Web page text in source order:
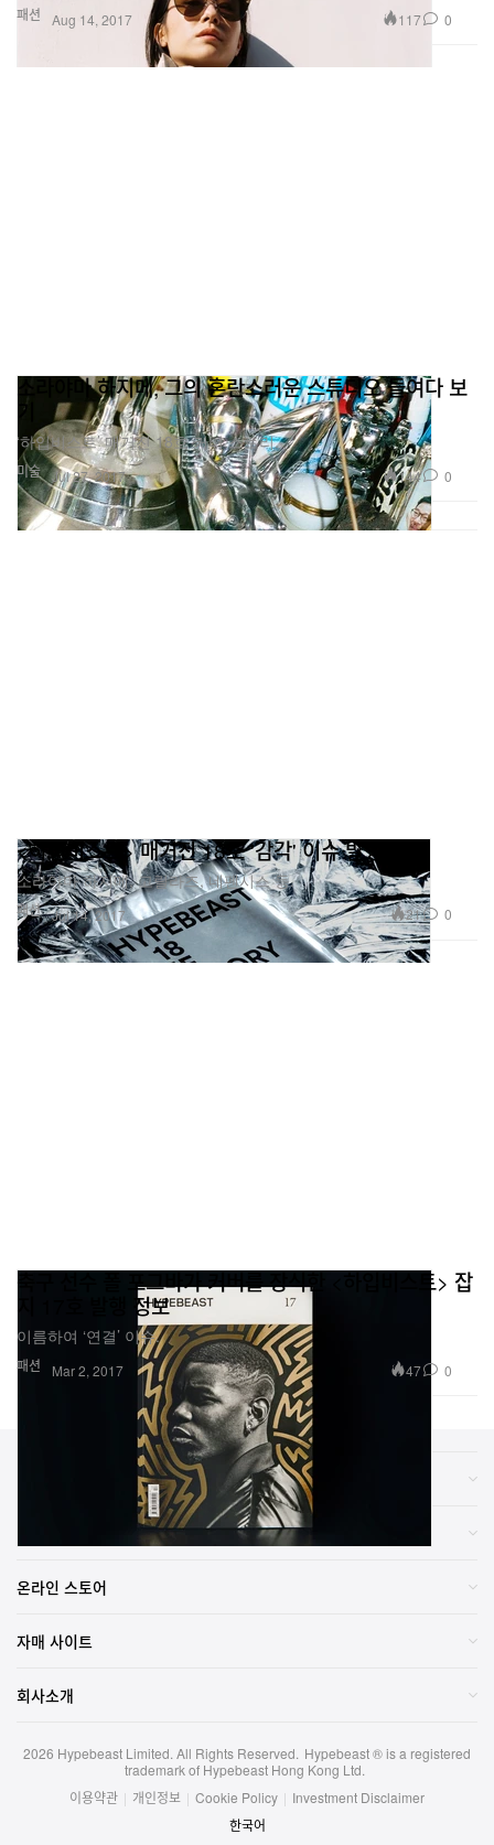
패션 Aug 14, 2017 117 0
미술
소라야마 하지메, 그의 혼란스러운 스튜디오 들여다 보
기
‘하입비스트’ 매거진 18호 커버 스토리.
Jul 27, 2017 144 0
패션
<하입비스트> 매거진 18호 '감각' 이슈 발행
소라야마 하지메, 고릴라즈, 네펜시스 등.
Jul 14, 2017 21 0
패션
축구 선수 폴 포그바가 커버를 장식한 <하입비스트> 잡
지 17호 발행 정보
이름하여 ‘연결’ 이슈.
Mar 2, 2017 47 0
온라인 스토어
자매 사이트
회사소개
2026 Hypebeast Limited. All Rights Reserved. Hypebeast ® is a registered
trademark of Hypebeast Hong Kong Ltd.
이용약관 | 개인정보 | Cookie Policy | Investment Disclaimer
한국어